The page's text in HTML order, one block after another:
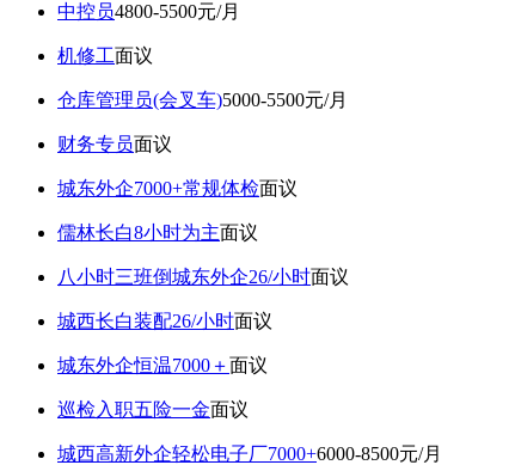
中控员4800-5500元/月
机修工面议
仓库管理员(会叉车)5000-5500元/月
财务专员面议
城东外企7000+常规体检面议
儒林长白8小时为主面议
八小时三班倒城东外企26/小时面议
城西长白装配26/小时面议
城东外企恒温7000＋面议
巡检入职五险一金面议
城西高新外企轻松电子厂7000+6000-8500元/月